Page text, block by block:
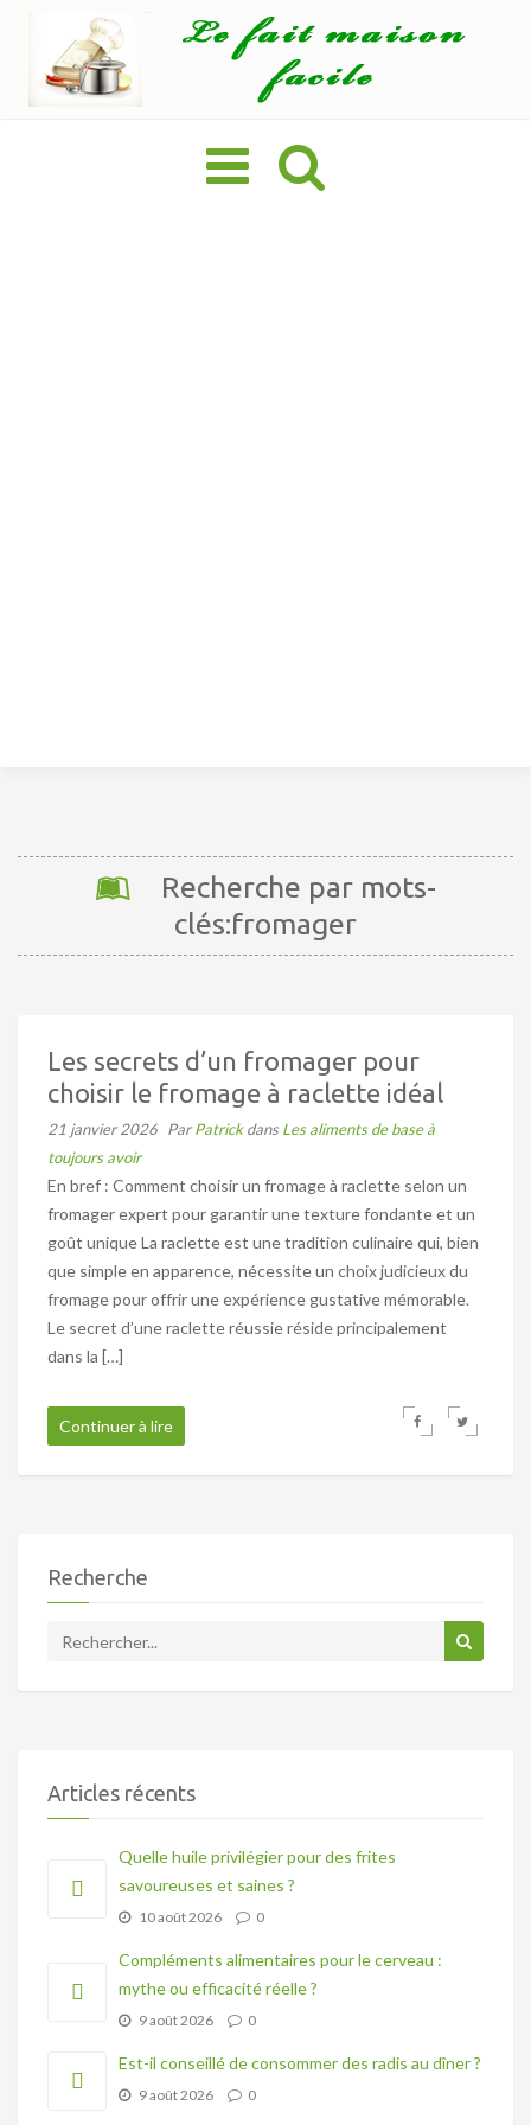
Basculer
la
navigation
Recherche par mots-
clés:fromager
Les secrets d’un fromager pour
choisir le fromage à raclette idéal
21 janvier 2026 ParPatrickdans Les aliments de base à
toujours avoir
En bref : Comment choisir un fromage à raclette selon un
fromager expert pour garantir une texture fondante et un
goût unique La raclette est une tradition culinaire qui, bien
que simple en apparence, nécessite un choix judicieux du
fromage pour offrir une expérience gustative mémorable.
Le secret d’une raclette réussie réside principalement
dans la […]
Continuer à lire
Recherche
Articles récents
Quelle huile privilégier pour des frites
savoureuses et saines ?
10 août 2026 0
Compléments alimentaires pour le cerveau :
mythe ou efficacité réelle ?
9 août 2026 0
Est-il conseillé de consommer des radis au dîner ?
9 août 2026 0